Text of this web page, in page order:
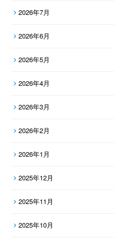
2026年7月
2026年6月
2026年5月
2026年4月
2026年3月
2026年2月
2026年1月
2025年12月
2025年11月
2025年10月